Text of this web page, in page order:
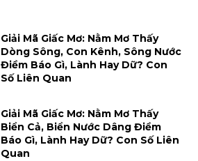
Giải Mã Giấc Mơ: Nằm Mơ Thấy
Dòng Sông, Con Kênh, Sông Nước
Điềm Báo Gì, Lành Hay Dữ? Con
Số Liên Quan
Giải Mã Giấc Mơ: Nằm Mơ Thấy
Biển Cả, Biển Nước Dâng Điềm
Báo Gì, Lành Hay Dữ? Con Số Liên
Quan